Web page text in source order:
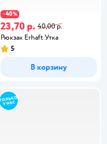
−40%
23,70 р. 40,00 р.
Рюкзак Erhaft Утка
5
В корзину